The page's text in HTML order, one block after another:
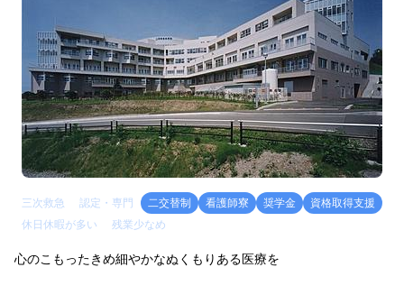
三次救急 認定・専門 二交替制 看護師寮 奨学金
資格取得支援
休日休暇が多い
残業少なめ
心のこもったきめ細やかなぬくもりある医療を